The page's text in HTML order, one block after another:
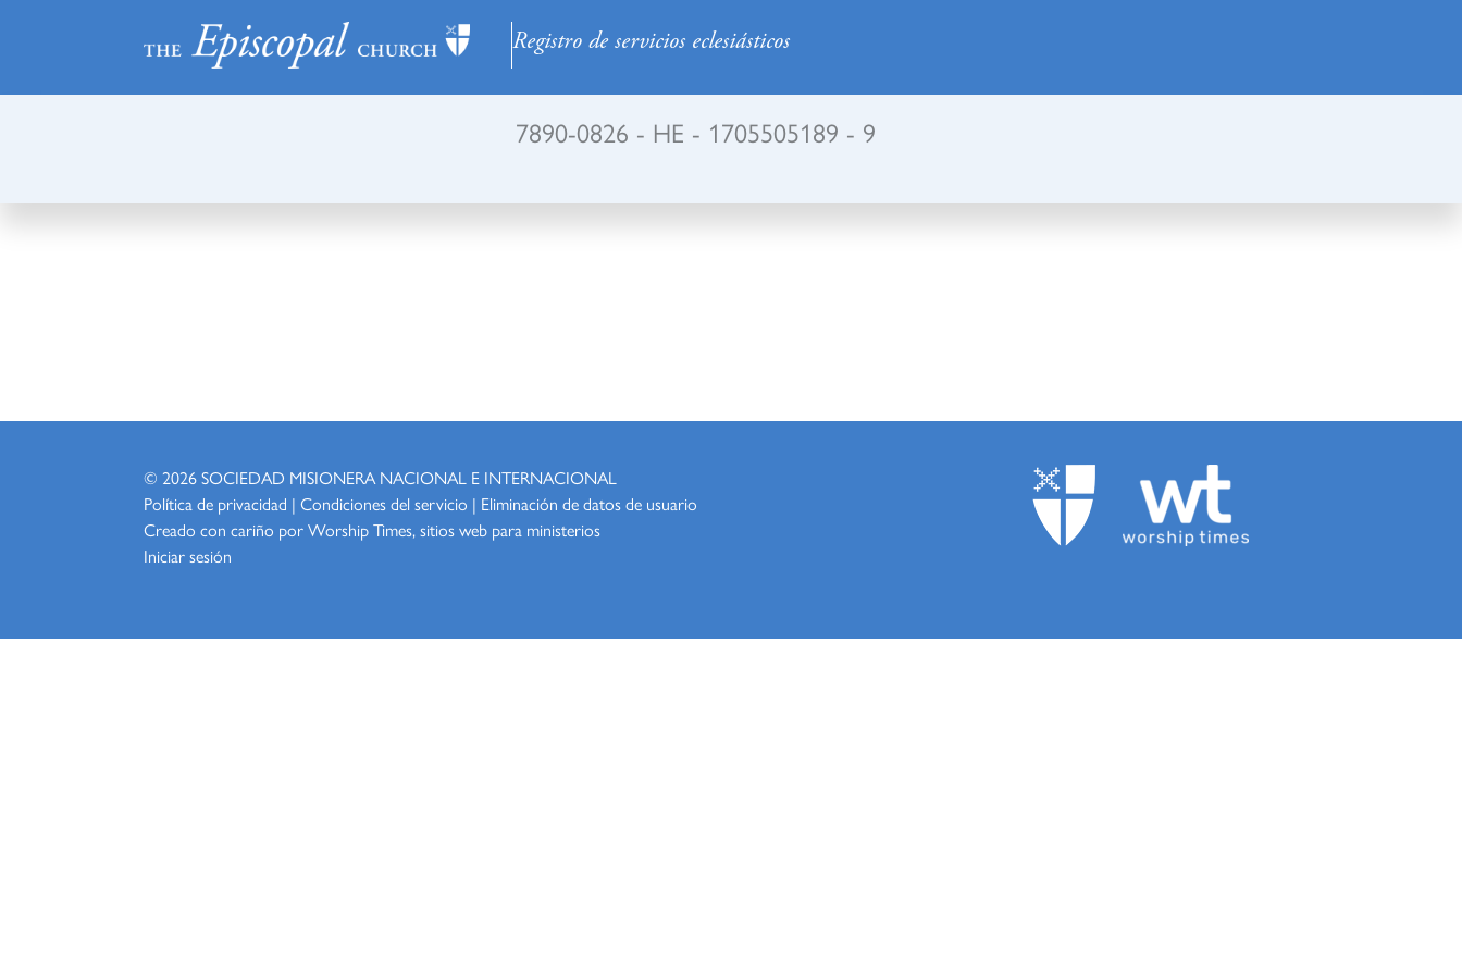
Registro de servicios eclesiásticos
7890-0826 - HE - 1705505189 - 9
© 2026SOCIEDAD MISIONERA NACIONAL E INTERNACIONAL
Política de privacidad | Condiciones del servicio | Eliminación de datos de usuario
Creado con cariño por WorshipTimes, sitios web para ministerios
Iniciar sesión